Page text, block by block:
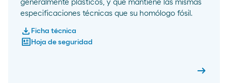
generalmente plásticos, y que mantiene las mismas
especificaciones técnicas que su homólogo fósil.
download Ficha técnica
newsmode Hoja de seguridad
arrow_right_alt